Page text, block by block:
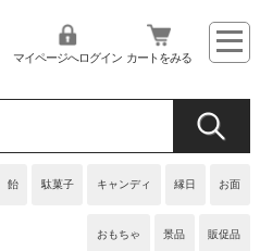
飴 駄菓子 キャンディ 縁日 お面
おもちゃ 景品 販促品
マイページへログイン カートをみる